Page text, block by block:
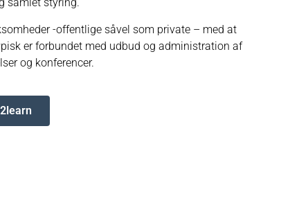
-offentlige såvel som private – med at
er forbundet med udbud og administration af
og konferencer.